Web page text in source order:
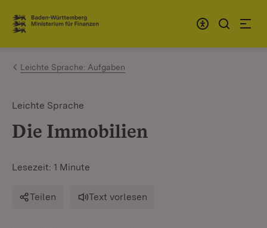
Zum Inhalt springen
Link zur Startseite
Leichte Sprache: Aufgaben
Leichte Sprache
Die Immobilien
Lesezeit: 1 Minute
Teilen Text vorlesen